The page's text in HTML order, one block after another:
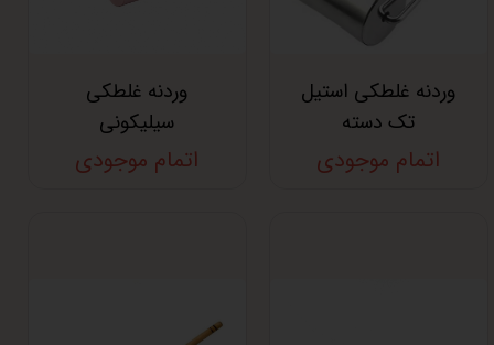
وردنه غلطکی استیل
تک دسته
اتمام موجودی
وردنه غلطکی
سیلیکونی
اتمام موجودی